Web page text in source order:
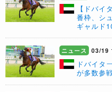
【ドバイ
番枠、シ
ギャルド
ニュース 03/19
ドバイタ
が多数参